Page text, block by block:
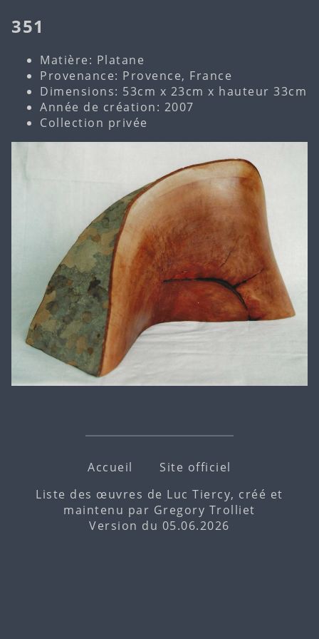
351
Matière: Platane
Provenance: Provence, France
Dimensions: 53cm x 23cm x hauteur 33cm
Année de création: 2007
Collection privée
Accueil
Site officiel
Liste des œuvres de Luc Tiercy, créé et
maintenu par Gregory Trolliet
Version du 05.06.2026